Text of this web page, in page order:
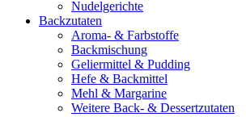
Nudelgerichte
Backzutaten
Aroma- & Farbstoffe
Backmischung
Geliermittel & Pudding
Hefe & Backmittel
Mehl & Margarine
Weitere Back- & Dessertzutaten